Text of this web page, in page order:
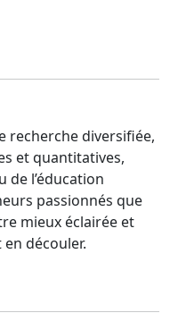
recherche diversifiée,
et quantitatives,
l’éducation
passionnés que
mieux éclairée et
découler.